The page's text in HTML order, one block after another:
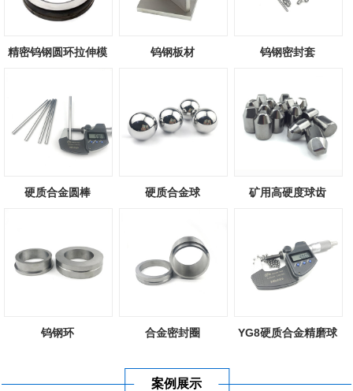
精密钨钢圆环拉伸模 钨钢板材 钨钢密封套
硬质合金圆棒 硬质合金球 矿用高硬度球齿
钨钢环 合金密封圈 YG8硬质合金精磨球
案例展示